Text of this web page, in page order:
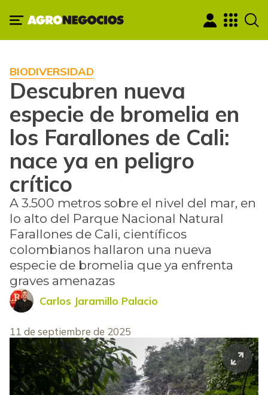
BIODIVERSIDAD
Descubren nueva
especie de bromelia en
los Farallones de Cali:
nace ya en peligro
crítico
A 3.500 metros sobre el nivel del mar, en
lo alto del Parque Nacional Natural
Farallones de Cali, científicos
colombianos hallaron una nueva
especie de bromelia que ya enfrenta
graves amenazas
Carlos Jaramillo Palacio
11 de septiembre de 2025